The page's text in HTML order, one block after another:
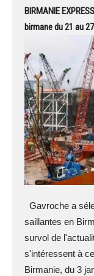
BIRMANIE
birmane du 21 au
Gavroche a
saillantes en
survol de
s'intéressent à
Birmanie, du 3